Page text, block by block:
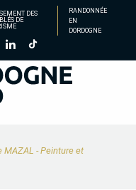
DES
DE
RANDONNÉE
EN
DORDOGNE
MAZAL - Peinture et